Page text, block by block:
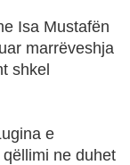
Isa Mustafën
marrëveshja
shkel
e
ne duhet